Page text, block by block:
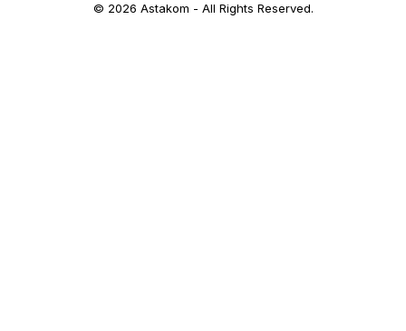
© 2026 Astakom - All Rights Reserved.